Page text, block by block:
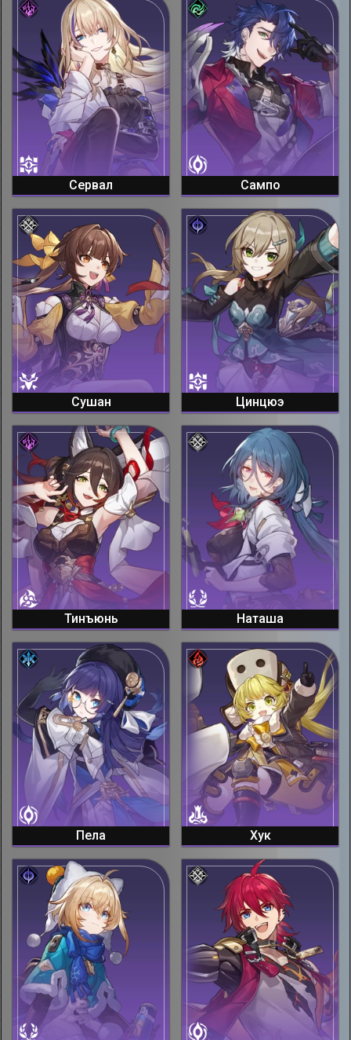
Сервал Сампо
Сушан Цинцюэ
Тинъюнь Наташа
Пела Хук